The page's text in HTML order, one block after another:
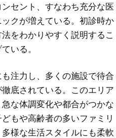
セント、すなわち充分な医
クが増えている。初診時か
をわかりやすく説明するこ
いる。
注力し、多くの施設で待合
底されている。このエリア
な体調変化や都合がつかな
もや高齢者の多いファミリ
様な生活スタイルにも柔軟